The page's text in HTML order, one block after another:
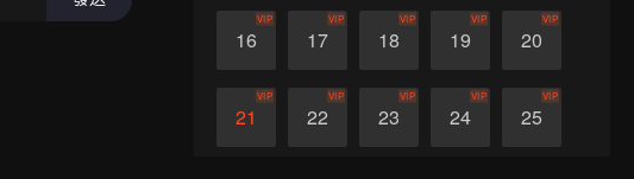
16
VIP
17
VIP
18
VIP
19
VIP
20
VIP
21
VIP
22
VIP
23
VIP
24
VIP
25
VIP